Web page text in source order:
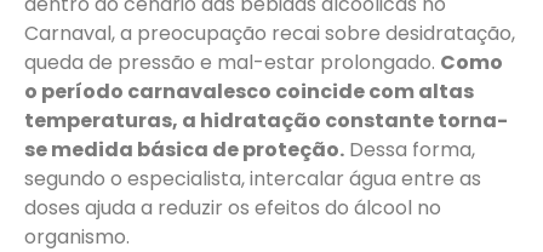
Carnaval, a preocupação recai sobre desidratação,
queda de pressão e mal-estar prolongado. Como
o período carnavalesco coincide com altas
temperaturas, a hidratação constante torna-
se medida básica de proteção. Dessa forma,
segundo o especialista, intercalar água entre as
doses ajuda a reduzir os efeitos do álcool no
organismo.